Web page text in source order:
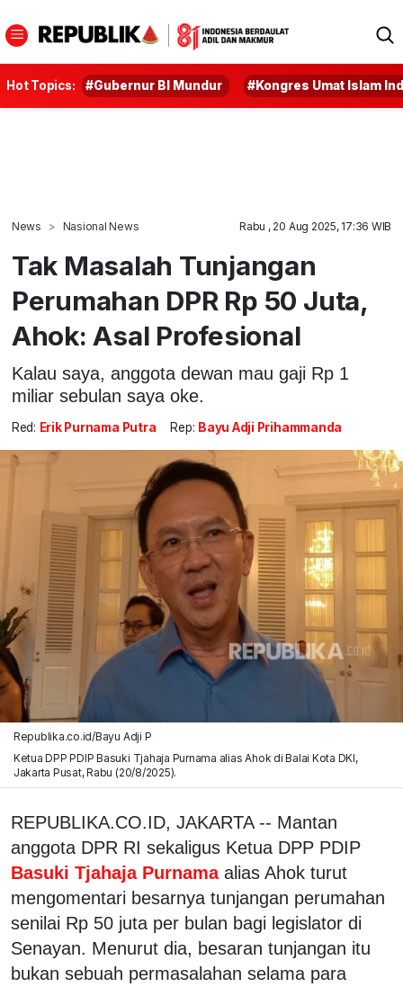
Hot Topics: #Gubernur BI Mundur #Kongres Umat Islam
News Nasional News Rabu , 20 Aug 2025, 17:36 WIB
Tak Masalah Tunjangan
Perumahan DPR Rp 50 Juta,
Ahok: Asal Profesional
Kalau saya, anggota dewan mau gaji Rp 1
miliar sebulan saya oke.
Red: Erik Purnama Putra Rep: Bayu Adji Prihammanda
Republika.co.id/Bayu Adji P
Ketua DPP PDIP Basuki Tjahaja Purnama alias Ahok di Balai Kota DKI,
Jakarta Pusat, Rabu (20/8/2025).
REPUBLIKA.CO.ID, JAKARTA -- Mantan
anggota DPR RI sekaligus Ketua DPP PDIP
Basuki Tjahaja Purnama alias Ahok turut
mengomentari besarnya tunjangan perumahan
senilai Rp 50 juta per bulan bagi legislator di
Senayan. Menurut dia, besaran tunjangan itu
bukan sebuah permasalahan selama para